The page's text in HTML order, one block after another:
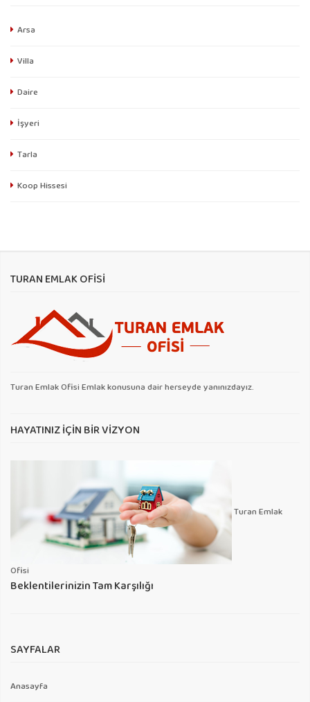
Arsa
Villa
Daire
İşyeri
Tarla
Koop Hissesi
TURAN EMLAK OFİSİ
Turan Emlak Ofisi Emlak konusuna dair herseyde yanınızdayız.
HAYATINIZ İÇIN BIR VIZYON
Turan Emlak
Ofisi
Beklentilerinizin Tam Karşılığı
SAYFALAR
Anasayfa